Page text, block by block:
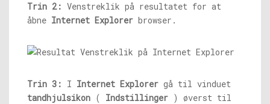
Trin 2: Venstreklik på resultatet for at
åbne Internet Explorer browser.
Trin 3: I Internet Explorer gå til vinduet
tandhjulsikon ( Indstillinger ) øverst til